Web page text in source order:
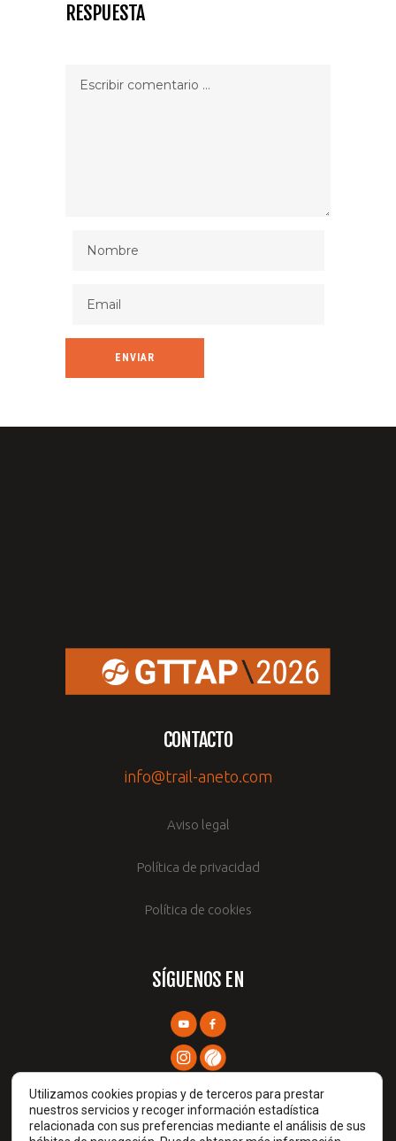
RESPUESTA
CONTACTO
info@trail-aneto.com
Aviso legal
Política de privacidad
Política de cookies
SÍGUENOS EN
Utilizamos cookies propias y de terceros para prestar
nuestros servicios y recoger información estadística
relacionada con sus preferencias mediante el análisis de sus